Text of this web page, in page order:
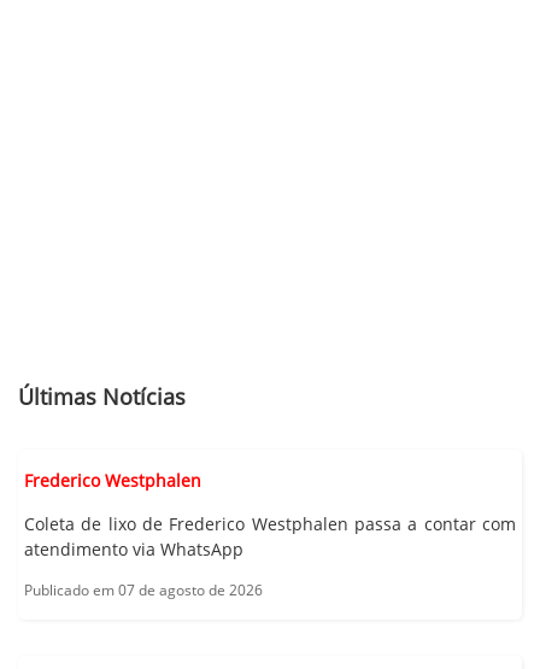
Últimas Notícias
Frederico Westphalen
Coleta de lixo de Frederico Westphalen passa a contar com
atendimento via WhatsApp
Publicado em 07 de agosto de 2026